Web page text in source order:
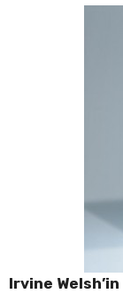
Irvine Welsh’in